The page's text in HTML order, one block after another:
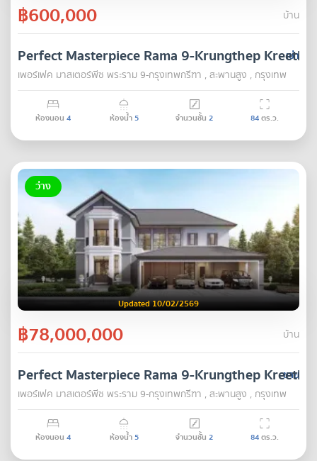
฿600,000 บ้าน
เช่า
Perfect Masterpiece Rama 9-Krungthep Kreetha
เพอร์เฟค มาสเตอร์พีซ พระราม 9-กรุงเทพกรีฑา , สะพานสูง , กรุงเทพ
ห้องนอน 4 ห้องน้ำ5 จำนวนชั้น 2 84ตร.ว.
ว่าง
Updated 10/02/2569
฿78,000,000 บ้าน
ขาย
Perfect Masterpiece Rama 9-Krungthep Kreetha
เพอร์เฟค มาสเตอร์พีซ พระราม 9-กรุงเทพกรีฑา , สะพานสูง , กรุงเทพ
ห้องนอน 4 ห้องน้ำ5 จำนวนชั้น 2 84ตร.ว.